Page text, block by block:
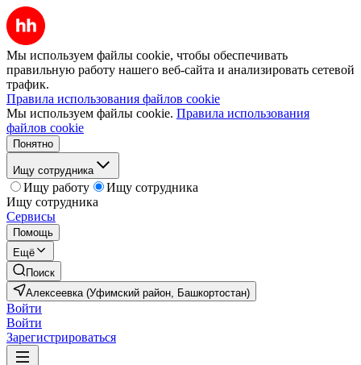
Мы используем файлы cookie, чтобы обеспечивать
правильную работу нашего веб-сайта и анализировать сетевой
трафик.
Правила использования файлов cookie
Мы используем файлы cookie. Правила использования
файлов cookie
Понятно
Ищу сотрудника
Ищу работу
Ищу сотрудника
Ищу сотрудника
Сервисы
Помощь
Ещё
Поиск
Алексеевка (Уфимский район, Башкортостан)
Войти
Войти
Зарегистрироваться